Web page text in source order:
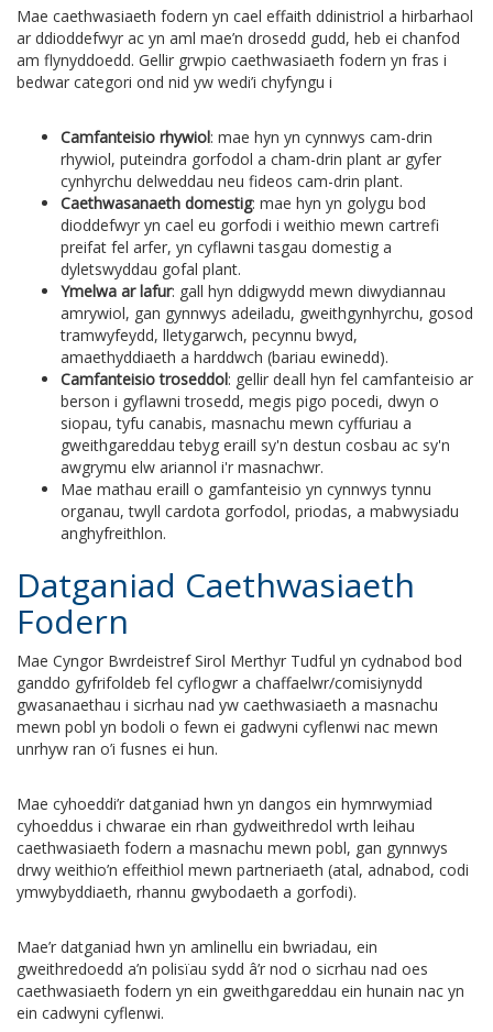
Mae caethwasiaeth fodern yn cael effaith ddinistriol a hirbarhaol
ar ddioddefwyr ac yn aml mae’n drosedd gudd, heb ei chanfod
am flynyddoedd. Gellir grwpio caethwasiaeth fodern yn fras i
bedwar categori ond nid yw wedi’i chyfyngu i
Camfanteisio rhywiol: mae hyn yn cynnwys cam-drin
rhywiol, puteindra gorfodol a cham-drin plant ar gyfer
cynhyrchu delweddau neu fideos cam-drin plant.
Caethwasanaeth domestig: mae hyn yn golygu bod
dioddefwyr yn cael eu gorfodi i weithio mewn cartrefi
preifat fel arfer, yn cyflawni tasgau domestig a
dyletswyddau gofal plant.
Ymelwa ar lafur: gall hyn ddigwydd mewn diwydiannau
amrywiol, gan gynnwys adeiladu, gweithgynhyrchu, gosod
tramwyfeydd, lletygarwch, pecynnu bwyd,
amaethyddiaeth a harddwch (bariau ewinedd).
Camfanteisio troseddol: gellir deall hyn fel camfanteisio ar
berson i gyflawni trosedd, megis pigo pocedi, dwyn o
siopau, tyfu canabis, masnachu mewn cyffuriau a
gweithgareddau tebyg eraill sy'n destun cosbau ac sy'n
awgrymu elw ariannol i'r masnachwr.
Mae mathau eraill o gamfanteisio yn cynnwys tynnu
organau, twyll cardota gorfodol, priodas, a mabwysiadu
anghyfreithlon.
Datganiad Caethwasiaeth
Fodern
Mae Cyngor Bwrdeistref Sirol Merthyr Tudful yn cydnabod bod
ganddo gyfrifoldeb fel cyflogwr a chaffaelwr/comisiynydd
gwasanaethau i sicrhau nad yw caethwasiaeth a masnachu
mewn pobl yn bodoli o fewn ei gadwyni cyflenwi nac mewn
unrhyw ran o’i fusnes ei hun.
Mae cyhoeddi’r datganiad hwn yn dangos ein hymrwymiad
cyhoeddus i chwarae ein rhan gydweithredol wrth leihau
caethwasiaeth fodern a masnachu mewn pobl, gan gynnwys
drwy weithio’n effeithiol mewn partneriaeth (atal, adnabod, codi
ymwybyddiaeth, rhannu gwybodaeth a gorfodi).
Mae’r datganiad hwn yn amlinellu ein bwriadau, ein
gweithredoedd a’n polisïau sydd â’r nod o sicrhau nad oes
caethwasiaeth fodern yn ein gweithgareddau ein hunain nac yn
ein cadwyni cyflenwi.